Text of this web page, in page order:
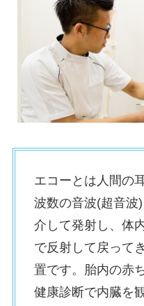
エコーとは人間の
波数の音波(超音波
介して発射し、体
で反射して戻って
置です。胎内の赤
健康診断で内臓を